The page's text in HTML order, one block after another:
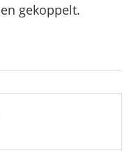
gekoppelt.